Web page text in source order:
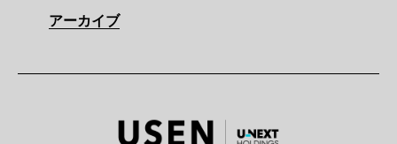
アーカイブ